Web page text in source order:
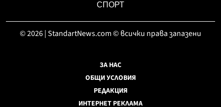
СПОРТ
© 2026 | StandartNews.com © всички права запазени
ЗА НАС
ОБЩИ УСЛОВИЯ
РЕДАКЦИЯ
ИНТЕРНЕТ РЕКЛАМА